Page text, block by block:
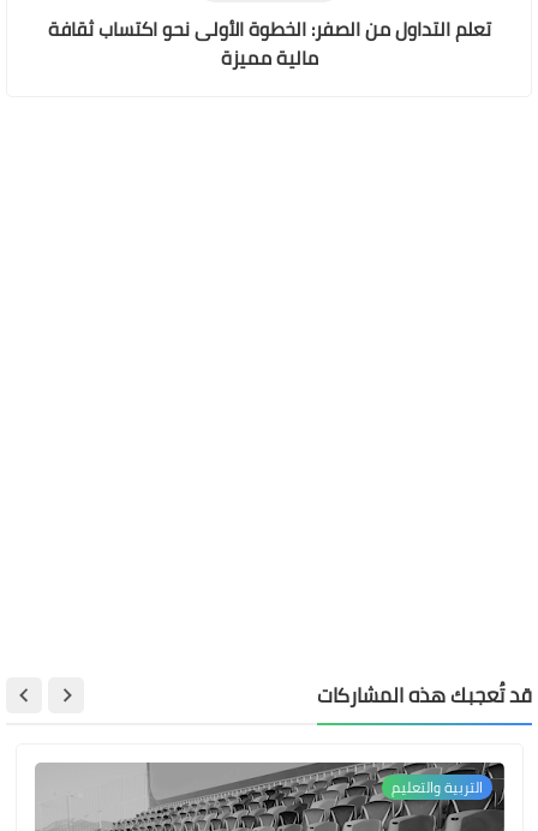
تعلم التداول من الصفر: الخطوة الأولى نحو اكتساب ثقافة
مالية مميزة
قد تُعجبك هذه المشاركات
التربية والتعليم